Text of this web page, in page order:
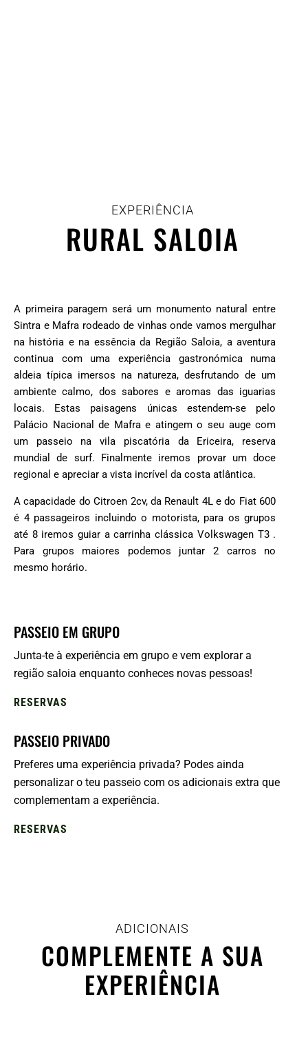
EXPERIÊNCIA
RURAL SALOIA
A primeira paragem será um monumento natural entre
Sintra e Mafra rodeado de vinhas onde vamos mergulhar
na história e na essência da Região Saloia, a aventura
continua com uma experiência gastronómica numa
aldeia típica imersos na natureza, desfrutando de um
ambiente calmo, dos sabores e aromas das iguarias
locais. Estas paisagens únicas estendem-se pelo
Palácio Nacional de Mafra e atingem o seu auge com
um passeio na vila piscatória da Ericeira, reserva
mundial de surf. Finalmente iremos provar um doce
regional e apreciar a vista incrível da costa atlântica.
A capacidade do Citroen 2cv, da Renault 4L e do Fiat 600
é 4 passageiros incluindo o motorista, para os grupos
até 8 iremos guiar a carrinha clássica Volkswagen T3 .
Para grupos maiores podemos juntar 2 carros no
mesmo horário.
PASSEIO EM GRUPO
Junta-te à experiência em grupo e vem explorar a
região saloia enquanto conheces novas pessoas!
RESERVAS
PASSEIO PRIVADO
Preferes uma experiência privada? Podes ainda
personalizar o teu passeio com os adicionais extra que
complementam a experiência.
RESERVAS
ADICIONAIS
COMPLEMENTE A SUA
EXPERIÊNCIA